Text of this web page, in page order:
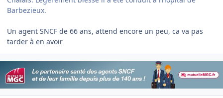
Barbezieux.
Un agent SNCF de 66 ans, attend encore un peu, ca va pas
tarder à en avoir